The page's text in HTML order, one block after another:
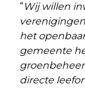
“Wij willen
het
gemeente
directe